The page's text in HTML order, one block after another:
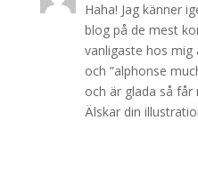
Haha! Jag känner
blog på de mest
vanligaste hos mig
och ”alphonse
och är glada så
Älskar din